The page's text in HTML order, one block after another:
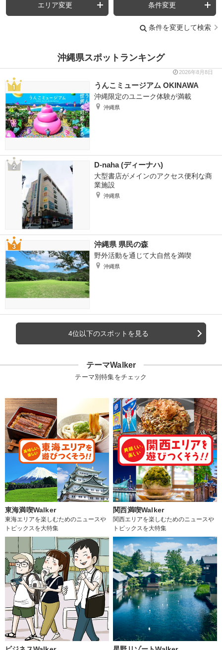
エリア変更 条件変更
条件を変更して検索
沖縄県スポットランキング
2026年8月8日
うんこミュージアム OKINAWA
沖縄限定のユニーク体験が満載
沖縄県
D-naha (ディーナハ)
大型書店がメインのアクセス便利な商
業施設
沖縄県
沖縄県 県民の森
野外活動を通じて大自然を満喫
沖縄県
4位以下のスポットを見る
テーマWalker
テーマ別特集をチェック
東海満喫Walker
東海エリアを楽しむためのニュースや
トピックスを大特集
関西満喫Walker
関西エリアを楽しむためのニュースや
トピックスを大特集